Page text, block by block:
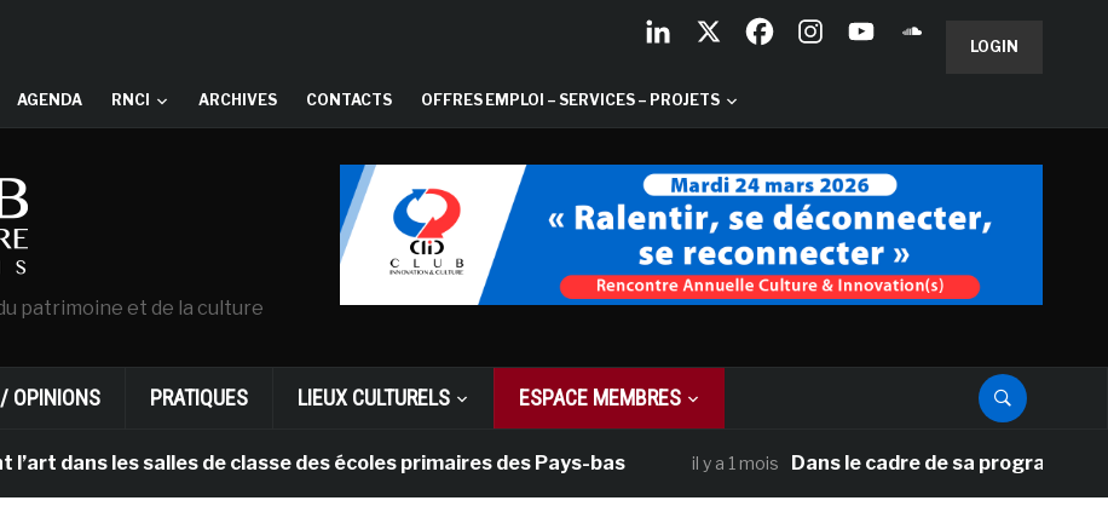
LOGIN
AGENDA RNCI ARCHIVES CONTACTS OFFRES EMPLOI – SERVICES – PROJETS
patrimoine et de la culture
OPINIONS PRATIQUES LIEUX CULTURELS ESPACE MEMBRES
les salles de classe des écoles primaires des Pays-bas il y a 1 mois Dans le cadre de sa programmation